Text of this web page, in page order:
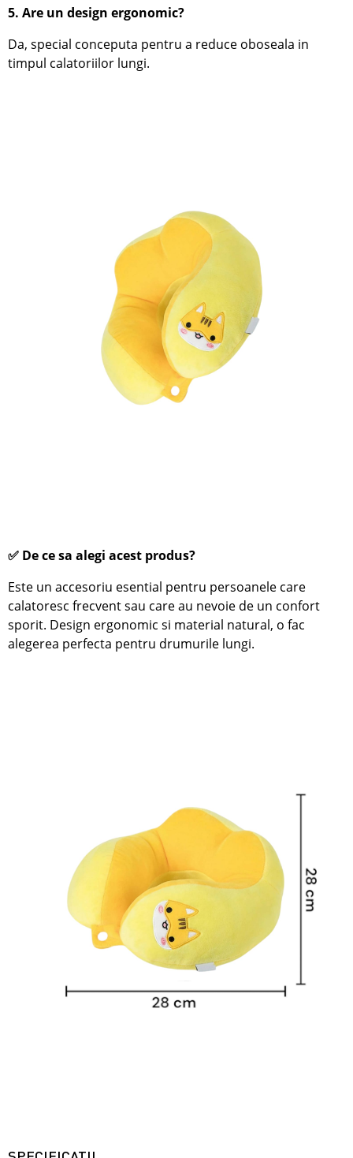
5. Are un design ergonomic?
Da, special conceputa pentru a reduce oboseala in
timpul calatoriilor lungi.
✅ De ce sa alegi acest produs?
Este un accesoriu esential pentru persoanele care
calatoresc frecvent sau care au nevoie de un confort
sporit. Design ergonomic si material natural, o fac
alegerea perfecta pentru drumurile lungi.